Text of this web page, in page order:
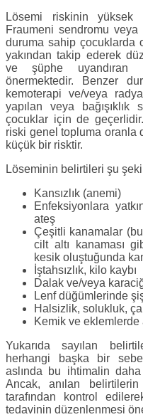
Lösemi riskinin
Fraumeni sendromu
duruma sahip çocuklarda
yakından takip ederek
ve şüphe uyandıran
önermektedir. Benzer
kemoterapi ve/veya
yapılan veya
çocuklar için de
riski genel topluma oranla
küçük bir risktir.
Löseminin belirtileri şu
Kansızlık (anemi)
Enfeksiyonlara
ateş
Çeşitli kanamalar
cilt altı kanaması
kesik oluştuğunda
İştahsızlık, kilo kaybı
Dalak ve/veya
Lenf düğümlerinde
Halsizlik, solukluk,
Kemik ve eklemlerde
Yukarıda sayılan
herhangi başka bir
aslında bu ihtimalin daha
Ancak, anılan
tarafından kontrol
tedavinin düzenlenmesi